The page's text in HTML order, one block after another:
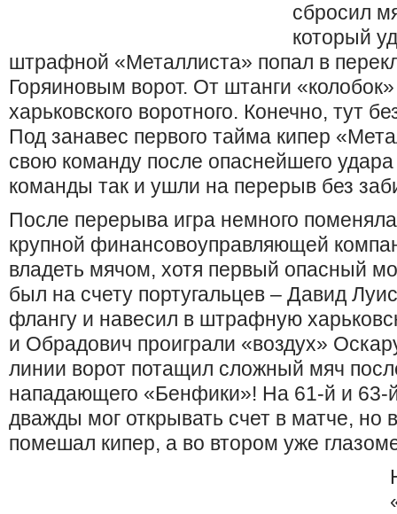
сбросил
который
штрафной «Металлиста» попал в
Горяиновым ворот. От штанги
харьковского воротного. Конечно, тут
Под занавес первого тайма кипер
свою команду после опаснейшего
команды так и ушли на перерыв без
После перерыва игра немного
крупной финансовоуправляющей
владеть мячом, хотя первый опасный
был на счету португальцев – Давид
флангу и навесил в штрафную
и Обрадович проиграли «воздух»
линии ворот потащил сложный мяч
нападающего «Бенфики»! На 61-й и 63-
дважды мог открывать счет в матче, но
помешал кипер, а во втором уже